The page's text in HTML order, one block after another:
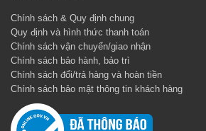
Chính sách & Quy định chung
Quy định và hình thức thanh toán
Chính sách vận chuyển/giao nhận
Chính sách bảo hành, bảo trì
Chính sách đổi/trả hàng và hoàn tiền
Chính sách bảo mật thông tin khách hàng